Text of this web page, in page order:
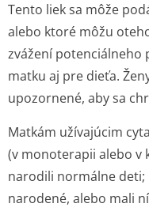
Tento liek sa môže
alebo ktoré môžu
zvážení potenciálneho
matku aj pre dieťa.
upozornené, aby sa
Matkám užívajúcim
(v monoterapii alebo v
narodili normálne
narodené, alebo mali